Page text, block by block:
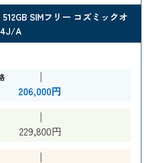
512GB SIMフリー コズミックオ
A
206,000円
229,800円